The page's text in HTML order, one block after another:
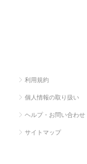
利用規約
個人情報の取り扱い
ヘルプ・お問い合わせ
サイトマップ